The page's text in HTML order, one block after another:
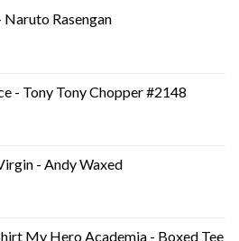
Rasengan
- Tony Tony Chopper #2148
- Andy Waxed
My Hero Academia - Boxed Tee